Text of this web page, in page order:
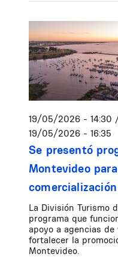
19/05/2026 - 14:30
19/05/2026 - 16:35
Se presentó
Montevideo
La División Turismo
programa que
apoyo a agencias
fortalecer la
Montevideo.